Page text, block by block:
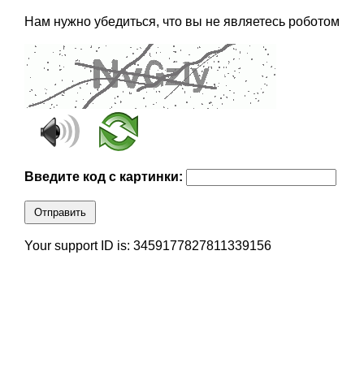
Нам нужно убедиться, что вы не являетесь роботом
Введите код с картинки:
Отправить
Your support ID is: 3459177827811339156